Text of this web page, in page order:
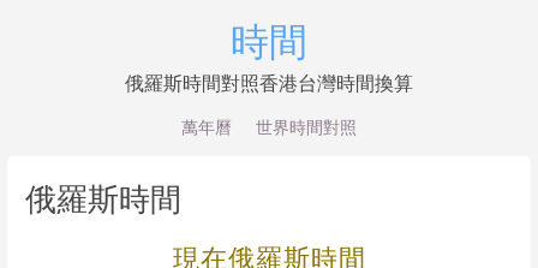
時間
俄羅斯時間對照香港台灣時間換算
萬年曆 世界時間對照
俄羅斯時間
現在俄羅斯時間